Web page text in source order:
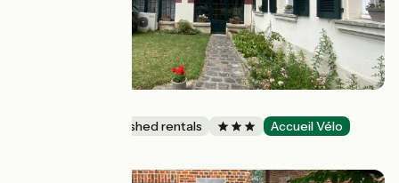
Lodgings and furnished rentals Accueil Vélo